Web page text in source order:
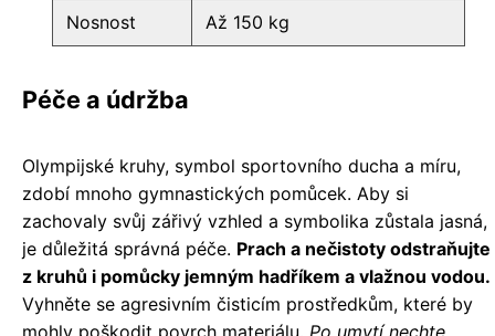
Nosnost Až 150 kg
Péče a údržba
Olympijské kruhy, symbol sportovního ducha a míru,
zdobí mnoho gymnastických pomůcek. Aby si
zachovaly svůj zářivý vzhled a symbolika zůstala jasná,
je důležitá správná péče. Prach a nečistoty odstraňujte
z kruhů i pomůcky jemným hadříkem a vlažnou vodou.
Vyhněte se agresivním čisticím prostředkům, které by
mohly poškodit povrch materiálu. Po umytí nechte